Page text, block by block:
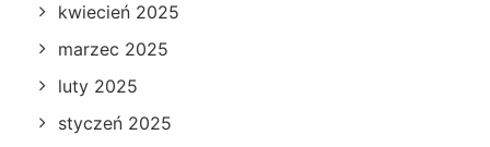
kwiecień 2025
marzec 2025
luty 2025
styczeń 2025